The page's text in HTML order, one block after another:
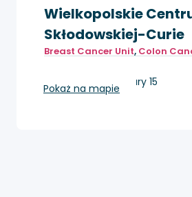
Wielkopolskie
Skłodowskiej-Curie
Breast Cancer Unit, Colon
Poznań, ul. Garbary 15
Pokaż na mapie